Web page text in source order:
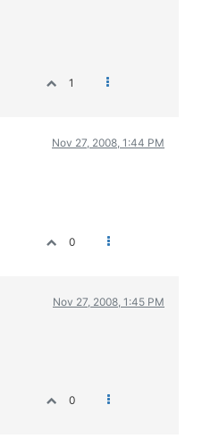
1
Nov 27, 2008, 1:44 PM
0
Nov 27, 2008, 1:45 PM
0